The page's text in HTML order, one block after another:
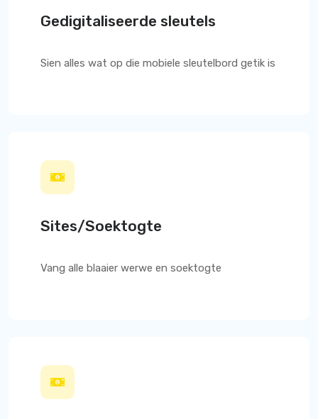
Gedigitaliseerde sleutels
Sien alles wat op die mobiele sleutelbord getik is
Sites/Soektogte
Vang alle blaaier werwe en soektogte